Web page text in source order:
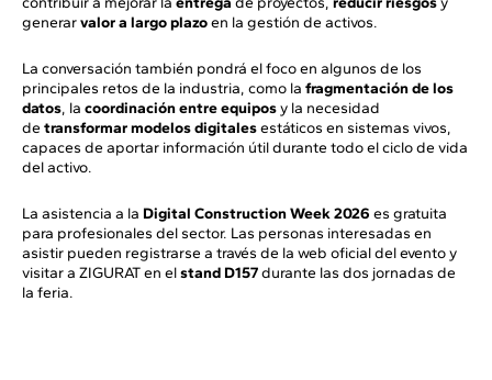
generarvalor a largo plazoen la gestión de activos.
La conversación también pondrá el foco en algunos de los
principales retos de la industria, como la fragmentación de los
datos, la coordinación entre equiposy la necesidad
de transformar modelos digitalesestáticos en sistemas vivos,
capaces de aportar información útil durante todo el ciclo de vida
del activo.
La asistencia a la Digital Construction Week 2026 es gratuita
para profesionales del sector. Las personas interesadas en
asistir pueden registrarse a través de la web oficial del evento y
visitar a ZIGURAT en elstand D157durante las dos jornadas de
la feria.